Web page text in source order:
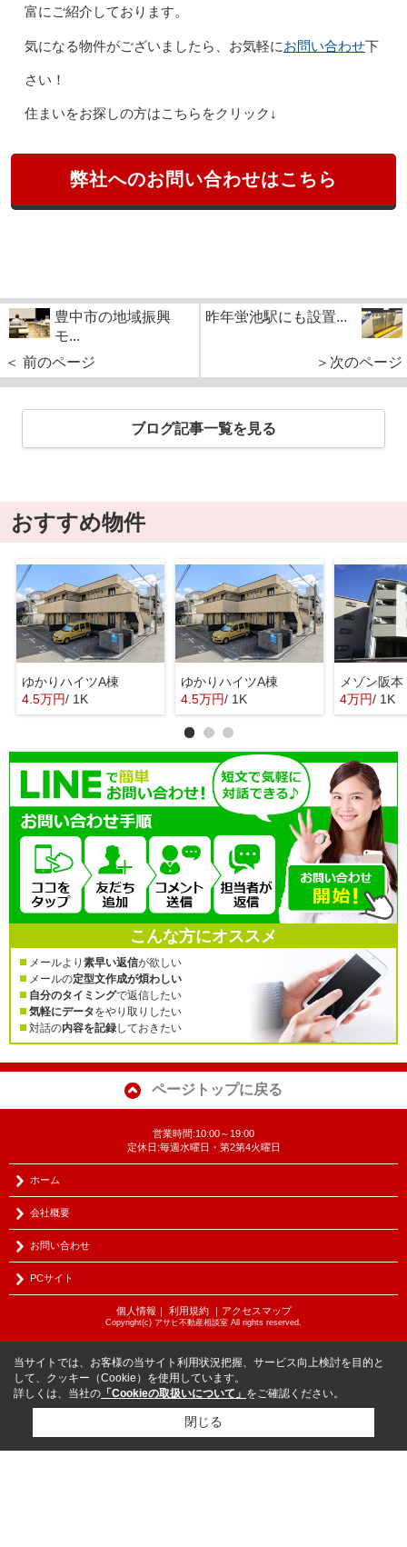
富にご紹介しております。
気になる物件がございましたら、お気軽にお問い合わせ下
さい！
住まいをお探しの方はこちらをクリック↓
弊社へのお問い合わせはこちら
豊中市の地域振興
モ...
＜ 前のページ
昨年蛍池駅にも設置...
＞次のページ
ブログ記事一覧を見る
おすすめ物件
ゆかりハイツA棟
4.5万円/ 1K
ゆかりハイツA棟
4.5万円/ 1K
メゾン阪本
4万円/ 1K
こんな方にオススメ
メールより 素早い返信が欲しい
メールの定型文作成が煩わしい
自分のタイミングで返信したい
気軽にデータをやり取りしたい
対話の内容を記録しておきたい
ページトップに戻る
営業時間:10:00～19:00
定休日:毎週水曜日・第2第4火曜日
ホーム
会社概要
お問い合わせ
PCサイト
個人情報 ｜ 利用規約｜ アクセスマップ
Copyright(c) アサヒ不動産相談室 All rights reserved.
当サイトでは、お客様の当サイト利用状況把握、サービス向上検討を目的と
して、クッキー（Cookie）を使用しています。
詳しくは、当社の 「Cookieの取扱いについて」 をご確認ください。
閉じる